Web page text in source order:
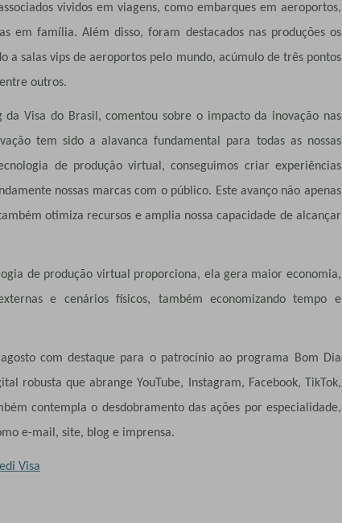
vividos em viagens, como embarques em aeroportos,
em família. Além disso, foram destacados nas produções os
a salas vips de aeroportos pelo mundo, acúmulo de três pontos
outros.
Visa do Brasil, comentou sobre o impacto da inovação nas
tem sido a alavanca fundamental para todas as nossas
de produção virtual, conseguimos criar experiências
nossas marcas com o público. Este avanço não apenas
otimiza recursos e amplia nossa capacidade de alcançar
de produção virtual proporciona, ela gera maior economia,
e cenários físicos, também economizando tempo e
com destaque para o patrocínio ao programa Bom Dia
robusta que abrange YouTube, Instagram, Facebook, TikTok,
contempla o desdobramento das ações por especialidade,
e-mail, site, blog e imprensa.
Visa